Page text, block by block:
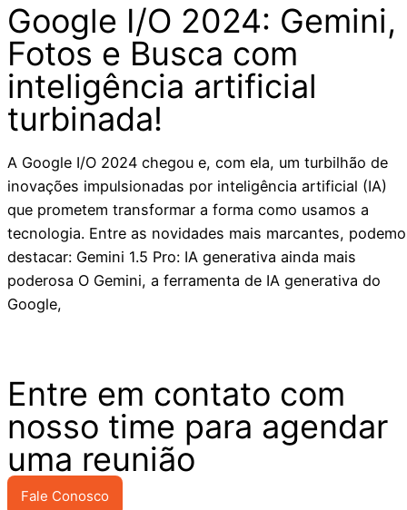
Google I/O 2024: Gemini,
Fotos e Busca com
inteligência artificial
turbinada!
A Google I/O 2024 chegou e, com ela, um turbilhão de
inovações impulsionadas por inteligência artificial (IA)
que prometem transformar a forma como usamos a
tecnologia. Entre as novidades mais marcantes,
destacar: Gemini 1.5 Pro: IA generativa ainda mais
poderosa O Gemini, a ferramenta de IA generativa do
Google,
Entre em contato com
nosso time para agendar
uma reunião
Fale Conosco